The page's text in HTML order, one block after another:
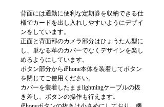
背面には通勤に便利な定期券を収納できる仕
様でカードを出し入れしやすいようにデザイ
ンをしています。
正面と背面部のカメラ部分はひょうたん型に
し、単なる革のカバーでなくデザインを楽し
めるようにしています。
ボタン部分からiPhone本体を装着してボタン
を閉じてご使用ください。
カバーを装着したままlightningケーブルの抜
き差し、ボタンの操作も行えます。